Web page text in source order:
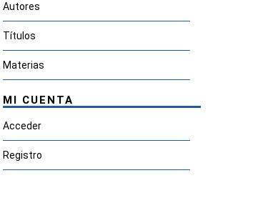
Autores
Títulos
Materias
MI CUENTA
Acceder
Registro